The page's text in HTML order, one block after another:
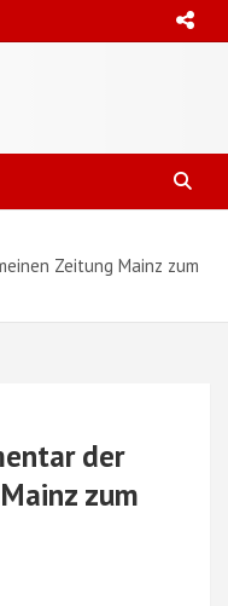
Zeitung Mainz zum
der
zum